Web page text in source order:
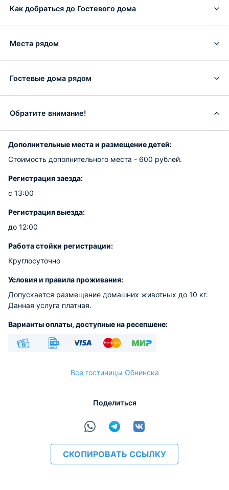
Как добраться до Гостевого дома
Места рядом
Гостевые дома рядом
Обратите внимание!
Дополнительные места и размещение детей:
Стоимость дополнительного места - 600 рублей.
Регистрация заезда:
с 13:00
Регистрация выезда:
до 12:00
Работа стойки регистрации:
Круглосуточно
Условия и правила проживания:
Допускается размещение домашних животных до 10 кг.
Данная услуга платная.
Варианты оплаты, доступные на ресепшене:
Все гостиницы Обнинска
Поделиться
СКОПИРОВАТЬ ССЫЛКУ